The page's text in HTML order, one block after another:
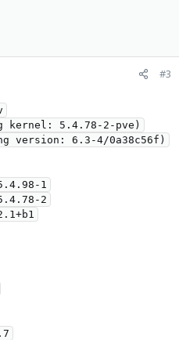
#3
kernel: 5.4.78-2-pve)
version: 6.3-4/0a38c56f)
1
2